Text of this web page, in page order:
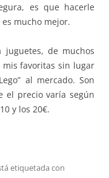
es que hacerle
mucho mejor.
juguetes, de muchos
mis favoritas sin lugar
al mercado. Son
el precio varía según
y los 20€.
etiquetada con